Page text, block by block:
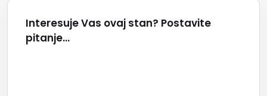
Interesuje Vas ovaj stan? Postavite
pitanje...